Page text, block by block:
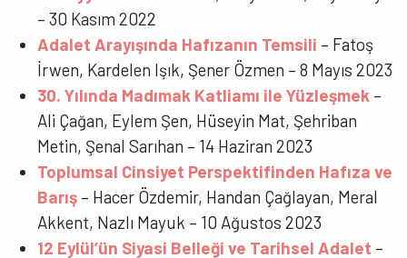
– 30 Kasım 2022
Adalet Arayışında Hafızanın Temsili – Fatoş
İrwen, Kardelen Işık, Şener Özmen – 8 Mayıs 2023
30. Yılında Madımak Katliamı ile Yüzleşmek –
Ali Çağan, Eylem Şen, Hüseyin Mat, Şehriban
Metin, Şenal Sarıhan – 14 Haziran 2023
Toplumsal Cinsiyet Perspektifinden Hafıza ve
Barış – Hacer Özdemir, Handan Çağlayan, Meral
Akkent, Nazlı Mayuk – 10 Ağustos 2023
12 Eylül’ün Siyasi Belleği ve Tarihsel Adalet –